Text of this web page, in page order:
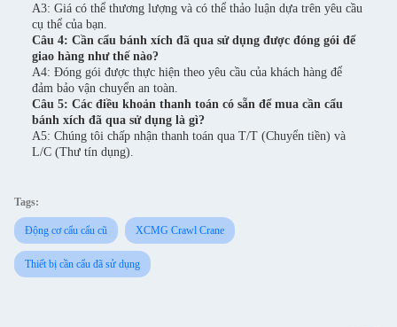
A3: Giá có thể thương lượng và có thể thảo luận dựa trên yêu cầu
cụ thể của bạn.
Câu 4: Cần cẩu bánh xích đã qua sử dụng được đóng gói để
giao hàng như thế nào?
A4: Đóng gói được thực hiện theo yêu cầu của khách hàng để
đảm bảo vận chuyển an toàn.
Câu 5: Các điều khoản thanh toán có sẵn để mua cần cẩu
bánh xích đã qua sử dụng là gì?
A5: Chúng tôi chấp nhận thanh toán qua T/T (Chuyển tiền) và
L/C (Thư tín dụng).
Tags:
Động cơ cẩu cẩu cũ XCMG Crawl Crane
Thiết bị cần cẩu đã sử dụng